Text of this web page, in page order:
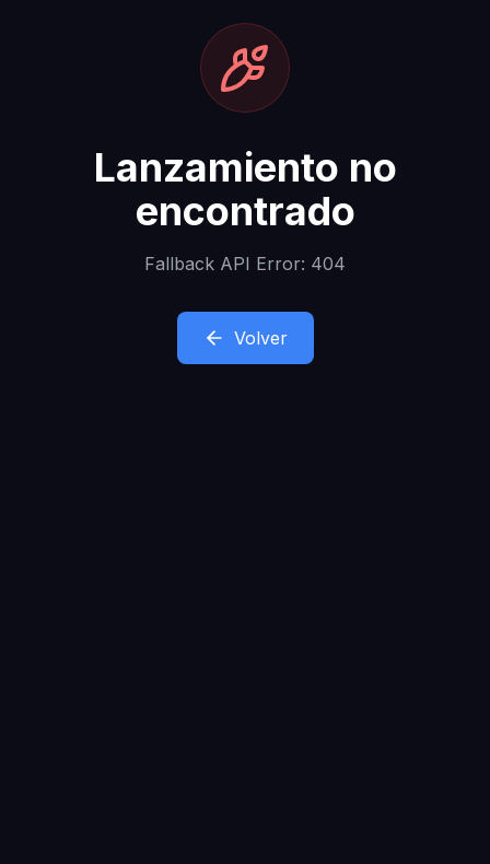
Lanzamiento no
encontrado
Fallback API Error: 404
Volver